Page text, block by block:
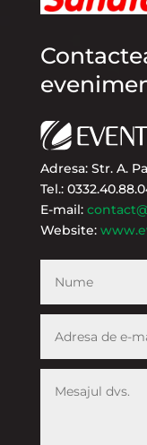
Adresa: Str. A.
Tel.:
E-mail:
Website: